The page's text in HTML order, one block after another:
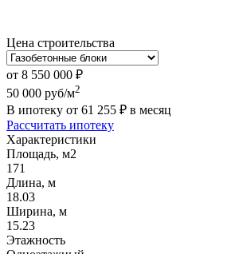
Цена строительства
от 8 550 000 ₽
50 000 руб/м2
В ипотеку от 61 255 ₽ в месяц
Рассчитать ипотеку
Характеристики
Площадь, м2
171
Длина, м
18.03
Ширина, м
15.23
Этажность